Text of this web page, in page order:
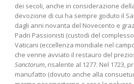
dei secoli, anche in considerazione
devozione di cui ha sempre goduto il
dagli anni novanta del Novecento e
Padri Passionisti (custodi del
Vaticani (eccellenza mondiale nel
che venne avviato il restauro del
Sanctorum, risalente al 1277. Nel 1723,
manufatto (dovuto anche alla